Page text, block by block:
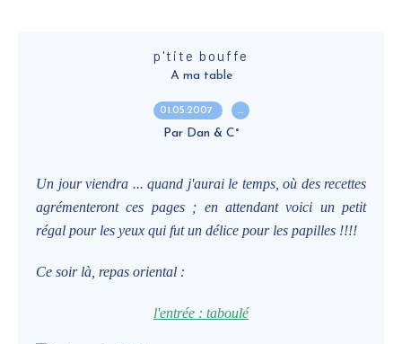
p'tite bouffe
A ma table
01.05.2007 …
Par Dan & C°
Un jour viendra ... quand j'aurai le temps, où des recettes
agrémenteront ces pages ; en attendant voici un petit
régal pour les yeux qui fut un délice pour les papilles !!!!
Ce soir là, repas oriental :
l'entrée : taboulé